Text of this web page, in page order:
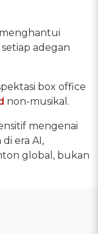
adegan
box office
non-musikal.
mengenai
era AI,
global, bukan